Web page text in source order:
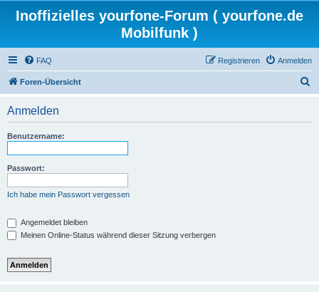
Inoffizielles yourfone-Forum ( yourfone.de
Mobilfunk )
FAQ Anmelden
Registrieren
Foren-Übersicht
Anmelden
Benutzername:
Passwort:
Ich habe mein Passwort vergessen
Angemeldet bleiben
Meinen Online-Status während dieser Sitzung verbergen